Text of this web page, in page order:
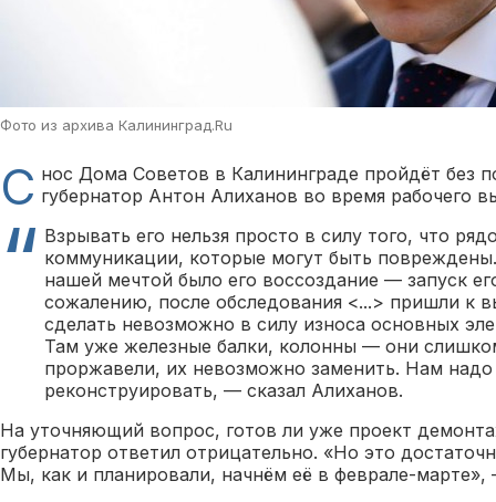
Фото из архива Калининград.Ru
С нос Дома Советов в Калининграде пройдёт без
губернатор Антон Алиханов во время рабочего
Взрывать его нельзя просто в силу того, что
коммуникации, которые могут быть
нашей мечтой было его воссоздание — запуск
сожалению, после обследования <...> пришли к
сделать невозможно в силу износа основных
Там уже железные балки, колонны — они
проржавели, их невозможно заменить. Нам надо
реконструировать, — сказал Алиханов.
На уточняющий вопрос, готов ли уже проект
губернатор ответил отрицательно. «Но это
Мы, как и планировали, начнём её в феврале-марте»,